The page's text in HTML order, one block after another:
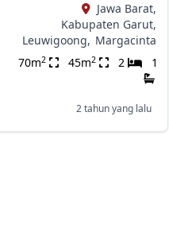
Jawa Barat,
Kabupaten Garut,
Leuwigoong, Margacinta
70m2 45m2 2 1
2 tahun yang lalu